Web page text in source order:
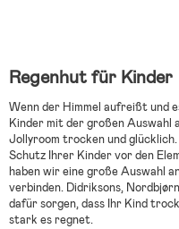
Regenhut für Kinder
Wenn der Himmel aufreißt und
Kinder mit der großen Auswahl
Jollyroom trocken und
Schutz Ihrer Kinder vor den
haben wir eine große Auswahl
verbinden. Didriksons,
dafür sorgen, dass Ihr Kind
stark es regnet.